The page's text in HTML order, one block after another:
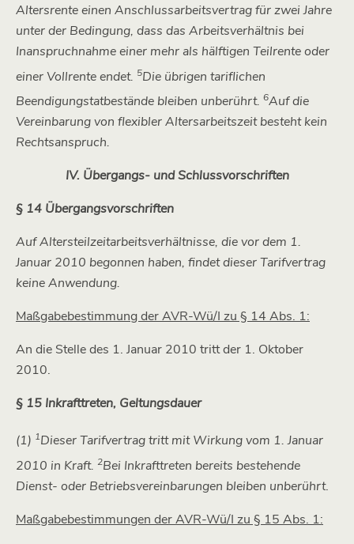
Altersrente einen Anschlussarbeitsvertrag für zwei Jahre
unter der Bedingung, dass das Arbeitsverhältnis bei
Inanspruchnahme einer mehr als hälftigen Teilrente oder
einer Vollrente endet. 5Die übrigen tariflichen
Beendigungstatbestände bleiben unberührt. 6Auf die
Vereinbarung von flexibler Altersarbeitszeit besteht kein
Rechtsanspruch.
IV. Übergangs- und Schlussvorschriften
§ 14 Übergangsvorschriften
Auf Altersteilzeitarbeitsverhältnisse, die vor dem 1.
Januar 2010 begonnen haben, findet dieser Tarifvertrag
keine Anwendung.
Maßgabebestimmung der AVR-Wü/I zu § 14 Abs. 1:
An die Stelle des 1. Januar 2010 tritt der 1. Oktober
2010.
§ 15 Inkrafttreten, Geltungsdauer
(1) 1Dieser Tarifvertrag tritt mit Wirkung vom 1. Januar
2010 in Kraft. 2Bei Inkrafttreten bereits bestehende
Dienst- oder Betriebsvereinbarungen bleiben unberührt.
Maßgabebestimmungen der AVR-Wü/I zu § 15 Abs. 1: